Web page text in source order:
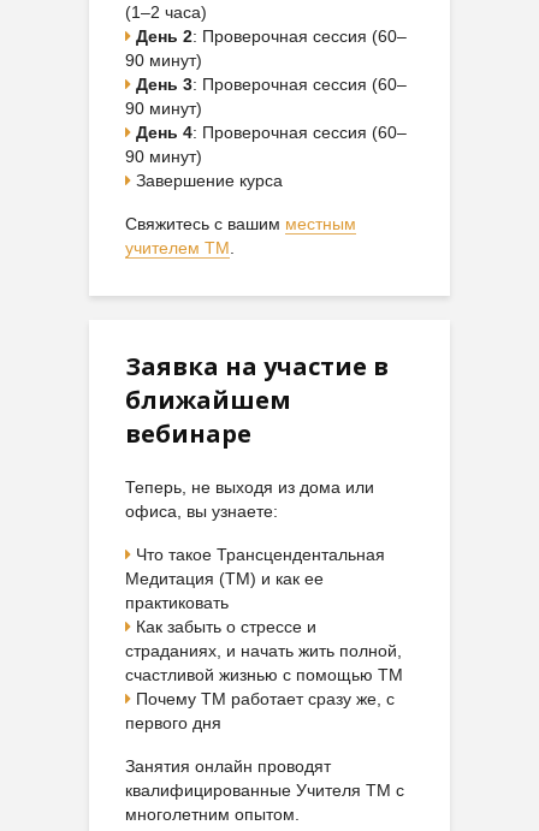
(1–2 часа)
День 2: Проверочная сессия (60–
90 минут)
День 3: Проверочная сессия (60–
90 минут)
День 4: Проверочная сессия (60–
90 минут)
Завершение курса
Свяжитесь с вашим местным
учителем ТМ
Заявка на участие в
ближайшем
вебинаре
Теперь, не выходя из дома или
офиса, вы узнаете:
Что такое Трансцендентальная
Медитация (ТМ) и как ее
практиковать
Как забыть о стрессе и
страданиях, и начать жить полной,
счастливой жизнью с помощью ТМ
Почему ТМ работает сразу же, с
первого дня
Занятия онлайн проводят
квалифицированные Учителя ТМ с
многолетним опытом.